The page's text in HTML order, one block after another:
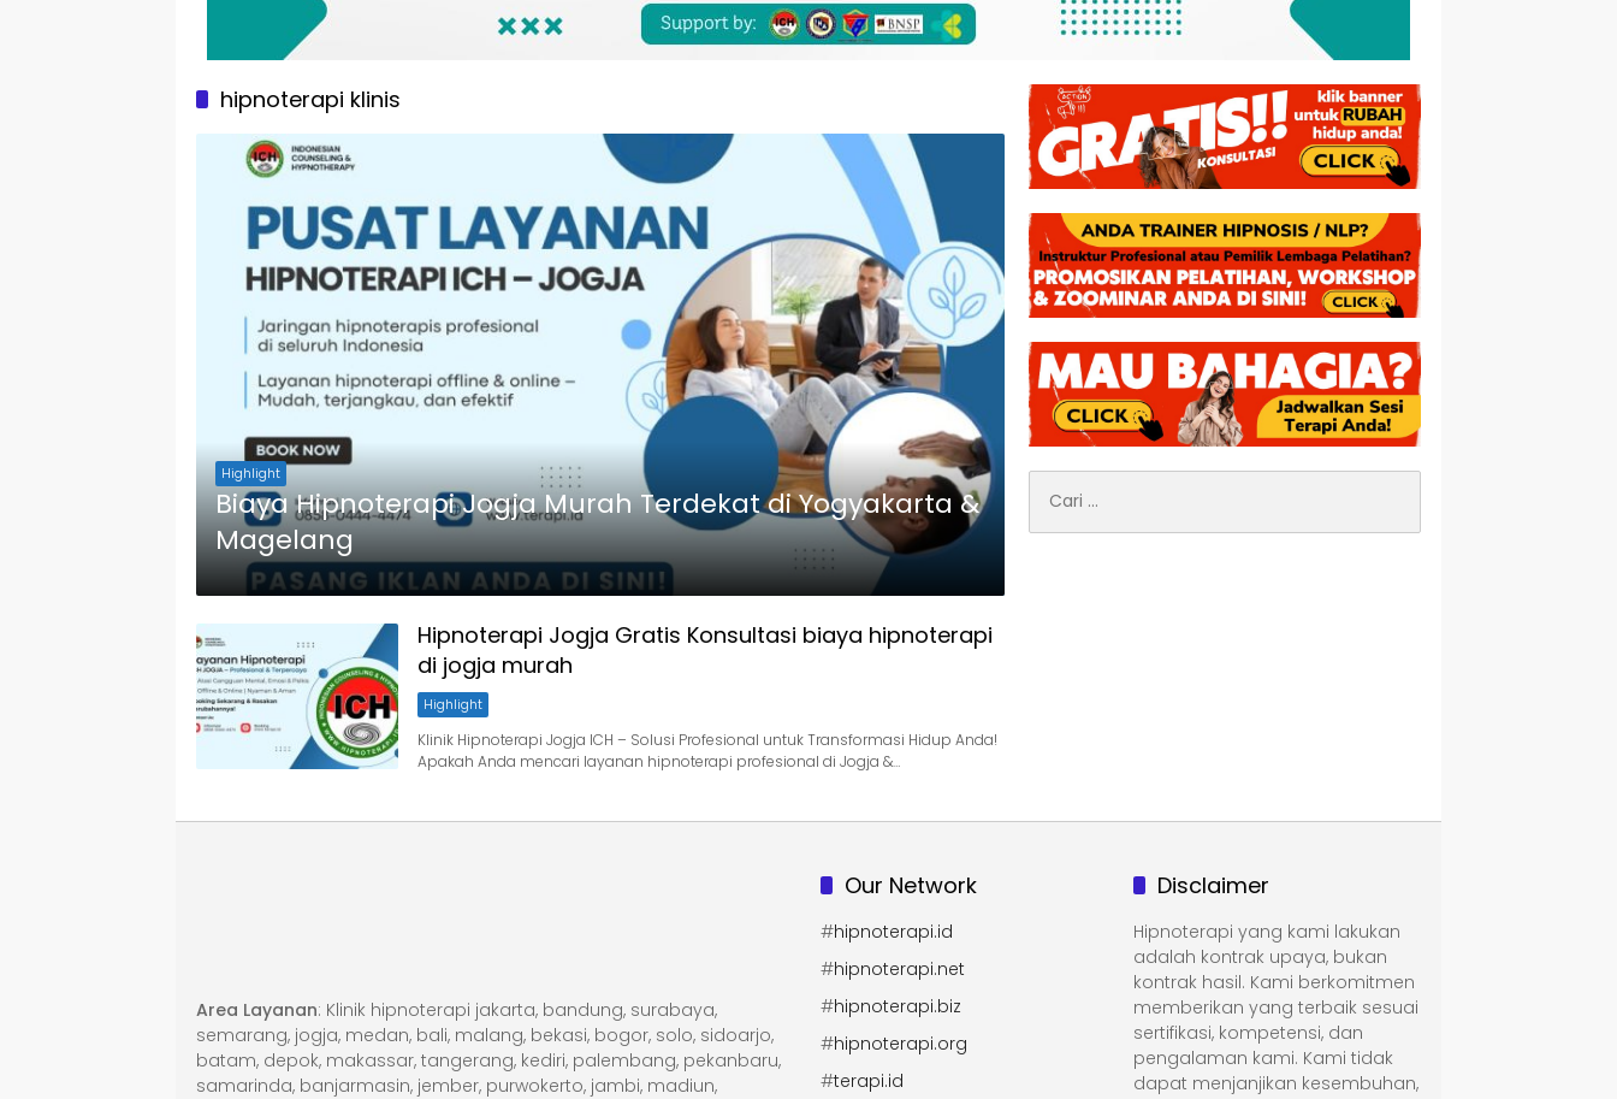
hipnoterapi klinis
Highlight
Biaya Hipnoterapi Jogja Murah Terdekat di Yogyakarta &
Magelang
Hipnoterapi Jogja Gratis Konsultasi biaya hipnoterapi
di jogja murah
Highlight
Klinik Hipnoterapi Jogja ICH – Solusi Profesional untuk Transformasi Hidup Anda!
Apakah Anda mencari layanan hipnoterapi profesional di Jogja &…
untuk:
Area Layanan: Klinik hipnoterapi jakarta, bandung, surabaya,
semarang, jogja, medan, bali, malang, bekasi, bogor, solo, sidoarjo,
batam, depok, makassar, tangerang, kediri, palembang, pekanbaru,
samarinda, banjarmasin, jember, purwokerto, jambi, madiun,
Our Network
#hipnoterapi.id
#hipnoterapi.net
#hipnoterapi.biz
#hipnoterapi.org
#terapi.id
Disclaimer
Hipnoterapi yang kami lakukan
adalah kontrak upaya, bukan
kontrak hasil. Kami berkomitmen
memberikan yang terbaik sesuai
sertifikasi, kompetensi, dan
pengalaman kami. Kami tidak
dapat menjanjikan kesembuhan,